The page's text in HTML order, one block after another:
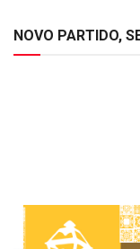
NOVO PARTIDO,